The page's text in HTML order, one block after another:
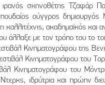
σκηνοθέτης Τζαφάρ
ούγγρος δημιουργός
καλλιτέχνις, ακαδημαϊκός
άλλαξε με τον τρόπο του το
Κινηματογράφου της
Κινηματογράφου του
Κινηματογράφου του
ιδρύτρια και πρώην